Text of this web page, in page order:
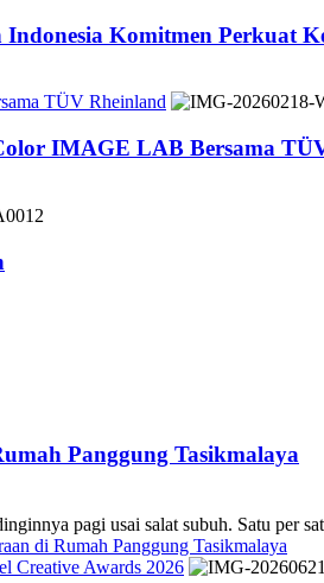
Komitmen Perkuat
TÜV Rheinland
IMAGE LAB Bersama
Panggung Tasikmalaya
pagi usai salat subuh. Satu per
di Rumah Panggung Tasikmalaya
Creative Awards 2026